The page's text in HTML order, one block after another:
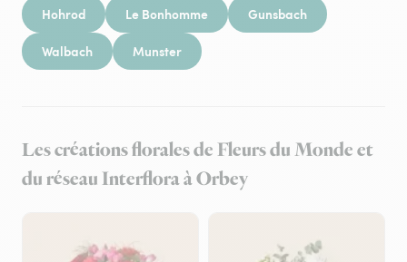
Hohrod Le Bonhomme Gunsbach
Walbach Munster
Les créations florales de Fleurs du Monde et
du réseau Interflora à Orbey